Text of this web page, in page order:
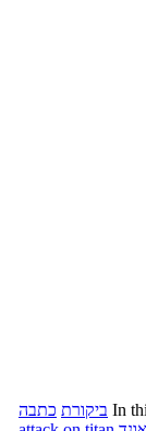
In ביקורת כתבה